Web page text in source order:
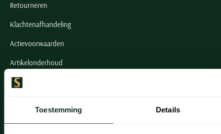
Toestemming Details
Retourneren
Klachtenafhandeling
Actievoorwaarden
Artikelonderhoud
Onze winkels
Onze winkels